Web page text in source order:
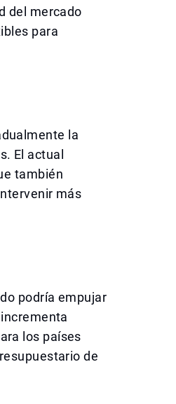
del mercado
para
la
El actual
también
más
podría empujar
los países
de